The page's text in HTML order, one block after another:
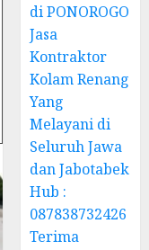
di PONOROGO
Jasa
Kontraktor
Kolam Renang
Yang
Melayani di
Seluruh Jawa
dan Jabotabek
Hub :
087838732426
Terima